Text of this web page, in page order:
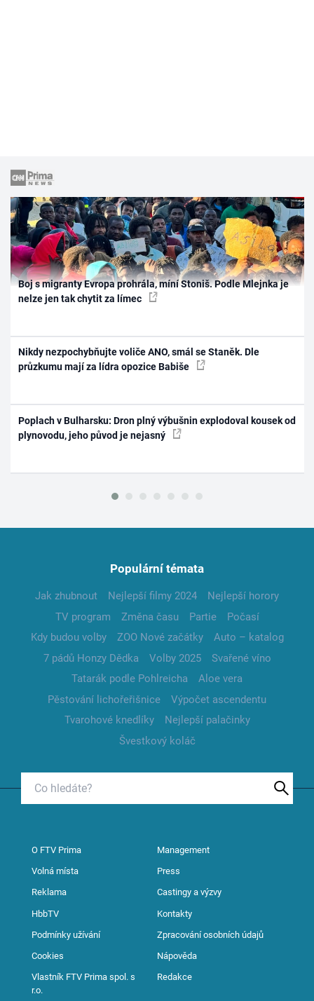
Boj s migranty Evropa prohrála, míní Stoniš. Podle Mlejnka je
nelze jen tak chytit za límec
Nikdy nezpochybňujte voliče ANO, smál se Staněk. Dle
průzkumu mají za lídra opozice Babiše
Poplach v Bulharsku: Dron plný výbušnin explodoval kousek od
plynovodu, jeho původ je nejasný
Populární témata
Jak zhubnout Nejlepší filmy 2024
Nejlepší horory
TV program
Změna času Partie
Počasí
Kdy budou volby
ZOO Nové začátky
Auto – katalog
7 pádů Honzy Dědka
Volby 2025
Svařené víno
Tatarák podle Pohlreicha
Aloe vera
Pěstování lichořeřišnice
Výpočet ascendentu
Tvarohové knedlíky
Nejlepší palačinky
Švestkový koláč
O FTV Prima Management
Volná místa Press
Reklama Castingy a výzvy
HbbTV Kontakty
Podmínky užívání Zpracování osobních údajů
Cookies Nápověda
Vlastník FTV Prima spol. s
r.o.
Redakce